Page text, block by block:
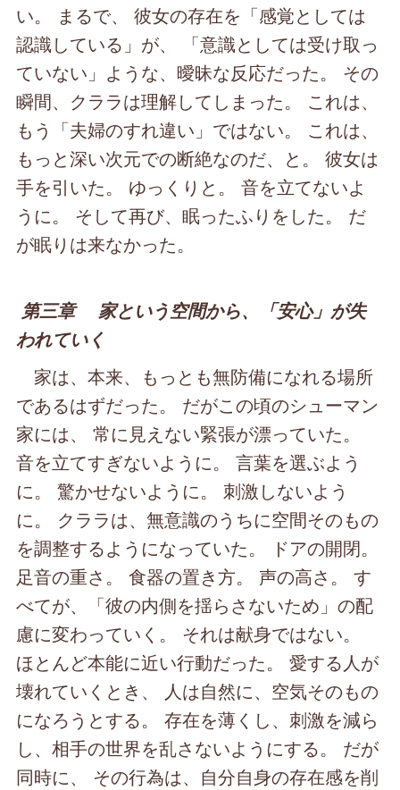
い。 まるで、 彼女の存在を「感覚としては
認識している」が、 「意識としては受け取っ
ていない」ような、曖昧な反応だった。 その
瞬間、クララは理解してしまった。 これは、
もう「夫婦のすれ違い」ではない。 これは、
もっと深い次元での断絶なのだ、と。 彼女は
手を引いた。 ゆっくりと。 音を立てないよ
うに。 そして再び、眠ったふりをした。 だ
が眠りは来なかった。
第三章 家という空間から、「安心」が失
われていく
家は、本来、もっとも無防備になれる場所
であるはずだった。 だがこの頃のシューマン
家には、 常に見えない緊張が漂っていた。
音を立てすぎないように。 言葉を選ぶよう
に。 驚かせないように。 刺激しないよう
に。 クララは、無意識のうちに空間そのもの
を調整するようになっていた。 ドアの開閉。
足音の重さ。 食器の置き方。 声の高さ。 す
べてが、「彼の内側を揺らさないため」の配
慮に変わっていく。 それは献身ではない。
ほとんど本能に近い行動だった。 愛する人が
壊れていくとき、 人は自然に、空気そのもの
になろうとする。 存在を薄くし、刺激を減ら
し、相手の世界を乱さないようにする。 だが
同時に、 その行為は、自分自身の存在感を削